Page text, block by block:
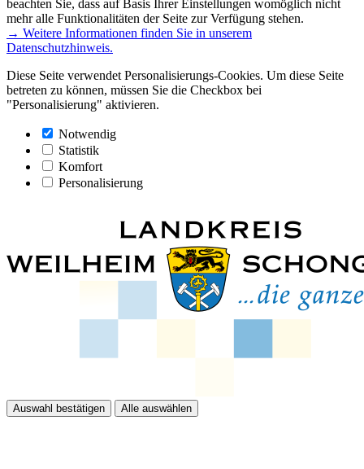
beachten Sie, dass auf Basis Ihrer Einstellungen womöglich nicht
mehr alle Funktionalitäten der Seite zur Verfügung stehen.
→ Weitere Informationen finden Sie in unserem
Datenschutzhinweis.
Diese Seite verwendet Personalisierungs-Cookies. Um diese Seite
betreten zu können, müssen Sie die Checkbox bei
"Personalisierung" aktivieren.
Notwendig
Statistik
Komfort
Personalisierung
Auswahl bestätigen Alle auswählen